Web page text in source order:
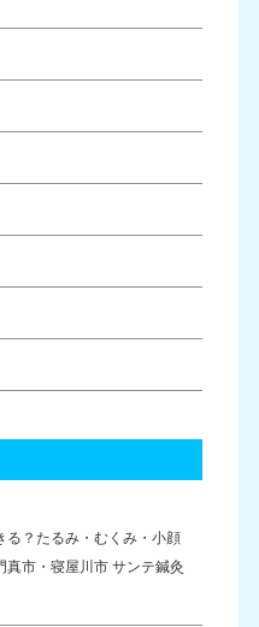
る？たるみ・むくみ・小顔
真市・寝屋川市 サンテ鍼灸